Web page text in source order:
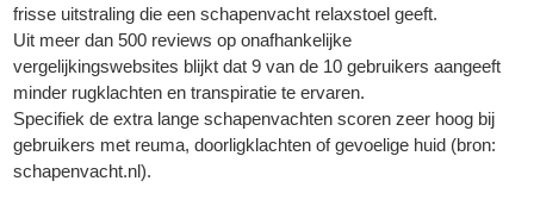
frisse uitstraling die een schapenvacht relaxstoel geeft.
Uit meer dan 500 reviews op onafhankelijke
vergelijkingswebsites blijkt dat 9 van de 10 gebruikers aangeeft
minder rugklachten en transpiratie te ervaren.
Specifiek de extra lange schapenvachten scoren zeer hoog bij
gebruikers met reuma, doorligklachten of gevoelige huid (bron:
schapenvacht.nl).